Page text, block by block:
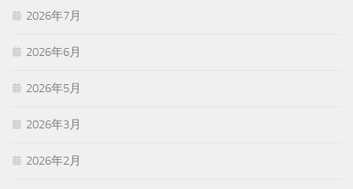
2026年7月
2026年6月
2026年5月
2026年3月
2026年2月